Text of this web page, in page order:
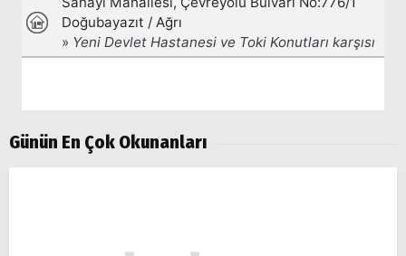
Günün En Çok Okunanları